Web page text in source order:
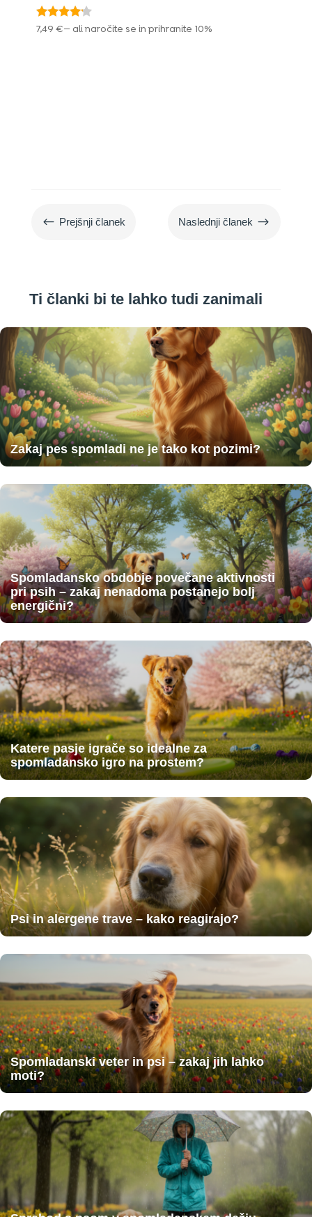
Ocenjeno
7,49 €— ali naročite se in prihranite 10%
# Prejšnji članek Naslednji članek $
Ti članki bi te lahko tudi zanimali
Zakaj pes spomladi ne je tako kot pozimi?
Spomladansko obdobje povečane aktivnosti
pri psih – zakaj nenadoma postanejo bolj
energični?
Katere pasje igrače so idealne za
spomladansko igro na prostem?
Psi in alergene trave – kako reagirajo?
Spomladanski veter in psi – zakaj jih lahko
moti?